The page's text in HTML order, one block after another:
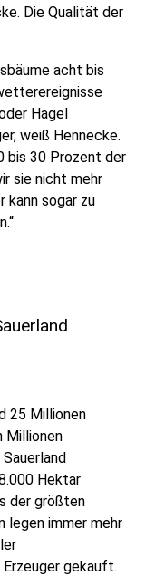
Die Qualität der
acht bis
Hagel
weiß Hennecke.
bis 30 Prozent der
sie nicht mehr
kann sogar zu
25 Millionen
Millionen
Hektar
der größten
legen immer mehr
gekauft.